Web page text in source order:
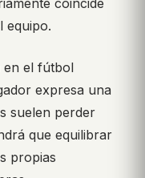
coincide
equipo.
en el fútbol
expresa una
suelen perder
que equilibrar
propias